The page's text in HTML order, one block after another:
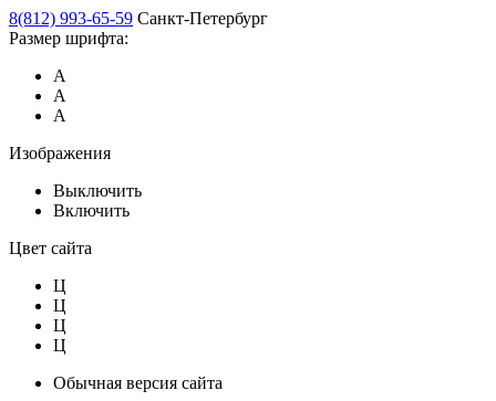
8(812) 993-65-59 Санкт-Петербург
Размер шрифта:
А
А
А
Изображения
Выключить
Включить
Цвет сайта
Ц
Ц
Ц
Ц
Обычная версия сайта